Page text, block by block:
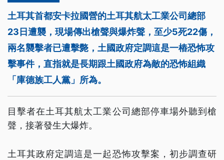
土耳其首都安卡拉國營的土耳其航太工業公司總部
23日遭襲，現場傳出槍聲與爆炸聲，至少5死22傷，
兩名襲擊者已遭擊斃，土國政府定調這是一樁恐怖攻
擊事件，直指就是長期跟土國政府為敵的恐怖組織
「庫德族工人黨」所為。
目擊者在土耳其航太工業公司總部停車場外聽到槍
聲，接著發生大爆炸。
土耳其政府定調這是一起恐怖攻擊案，初步調查研